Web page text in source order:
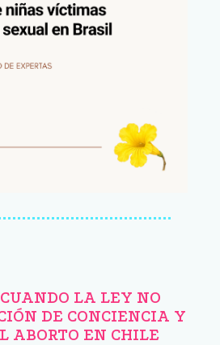
LA LEY NO
DE CONCIENCIA Y
ABORTO EN CHILE